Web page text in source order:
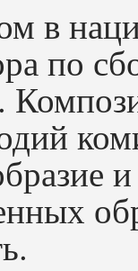
в
по